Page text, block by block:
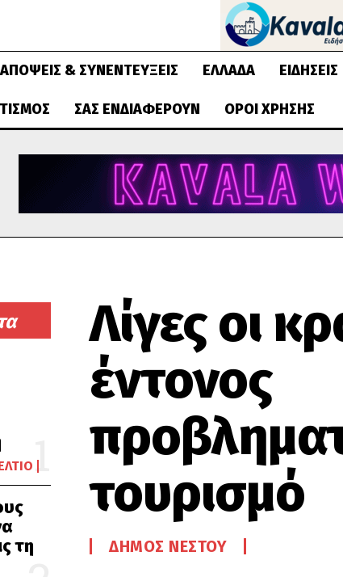
& ΣΥΝΕΝΤΕΎΞΕΙΣ ΕΛΛΆΔΑ ΕΙΔΉΣΕΙΣ
ΣΑΣ ΕΝΔΙΑΦΈΡΟΥΝ ΌΡΟΙ ΧΡΉΣΗΣ
τη
Λίγες οι
έντονος
τουρισμό
ΔΉΜΟΣ ΝΈΣΤΟΥ